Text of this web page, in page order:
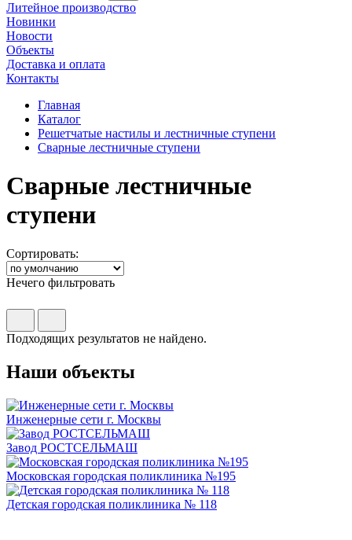
Литейное производство
Новинки
Новости
Объекты
Доставка и оплата
Контакты
Главная
Каталог
Решетчатые настилы и лестничные ступени
Сварные лестничные ступени
Сварные лестничные
ступени
Сортировать:
Нечего фильтровать
Подходящих результатов не найдено.
Наши объекты
Инженерные сети г. Москвы
Завод РОСТСЕЛЬМАШ
Московская городская поликлиника №195
Детская городская поликлиника № 118